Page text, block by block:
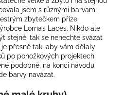
jsem s různými barvami
zbytečkem příze
Lorna’s Laces. Nikdo ale
stejné, tak se nenechte svázat
přesně tak, aby vám dělaly
po ponožkových projektech.
podobně, na konci návodu
barvy navázat.